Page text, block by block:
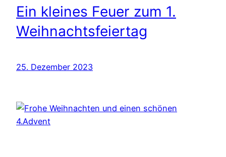
Ein kleines Feuer zum 1.
Weihnachtsfeiertag
25. Dezember 2023